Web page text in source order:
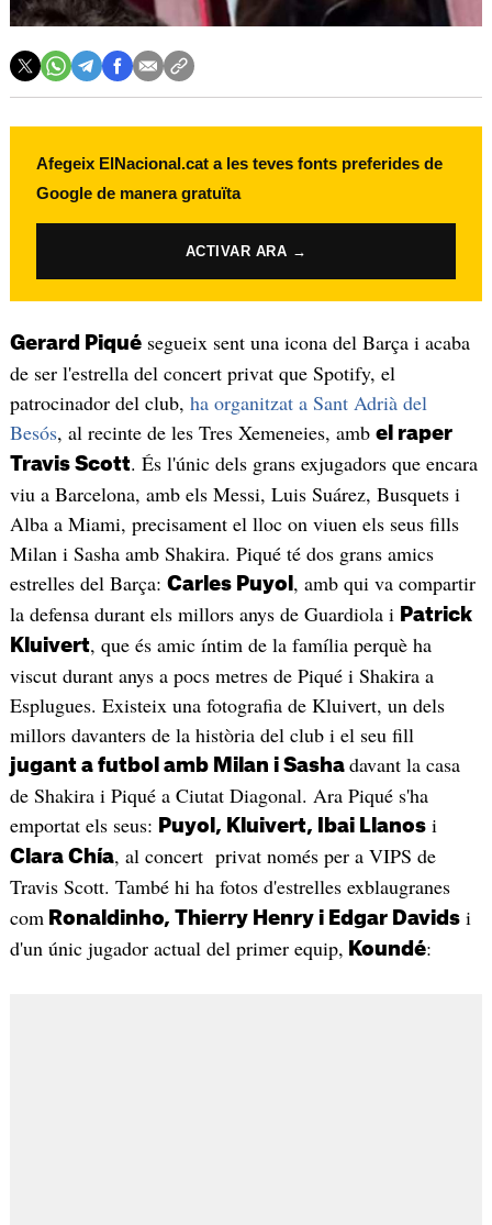
Afegeix ElNacional.cat a les teves fonts preferides de
Google de manera gratuïta
ACTIVAR ARA →
Gerard Piquésegueix sent una icona del Barça i acaba
de ser l'estrella del concert privat que Spotify, el
patrocinador del club, ha organitzat a Sant Adrià del
Besós, al recinte de les Tres Xemeneies, amb el raper
Travis Scott. És l'únic dels grans exjugadors que encara
viu a Barcelona, amb els Messi, Luis Suárez, Busquets i
Alba a Miami, precisament el lloc on viuen els seus fills
Milan i Sasha amb Shakira. Piqué té dos grans amics
estrelles del Barça: Carles Puyol , amb qui va compartir
la defensa durant els millors anys de Guardiola i Patrick
Kluivert, que és amic íntim de la família perquè ha
viscut durant anys a pocs metres de Piqué i Shakira a
Esplugues. Existeix una fotografia de Kluivert, un dels
millors davanters de la història del club i el seu fill
jugant a futbol amb Milan i Sasha davant la casa
de Shakira i Piqué a Ciutat Diagonal. Ara Piqué s'ha
emportat els seus: Puyol, Kluivert, Ibai Llanosi
Clara Chía, al concert privat només per a VIPS de
Travis Scott. També hi ha fotos d'estrelles exblaugranes
com Ronaldinho, Thierry Henry i Edgar Davidsi
d'un únic jugador actual del primer equip, Koundé: